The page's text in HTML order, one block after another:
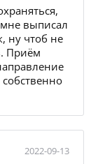
выписал
ну чтоб не
Приём
2022-09-13